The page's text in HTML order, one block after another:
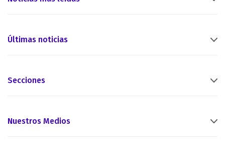
Últimas noticias
Secciones
Nuestros Medios